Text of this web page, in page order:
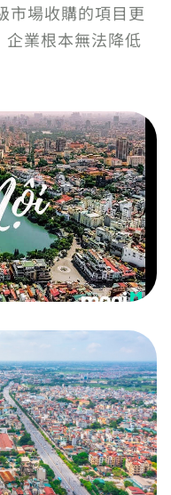
市場收購的項目更
業根本無法降低